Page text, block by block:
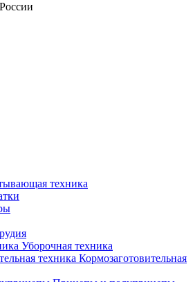
техника
Уборочная техника
Кормозаготовительная